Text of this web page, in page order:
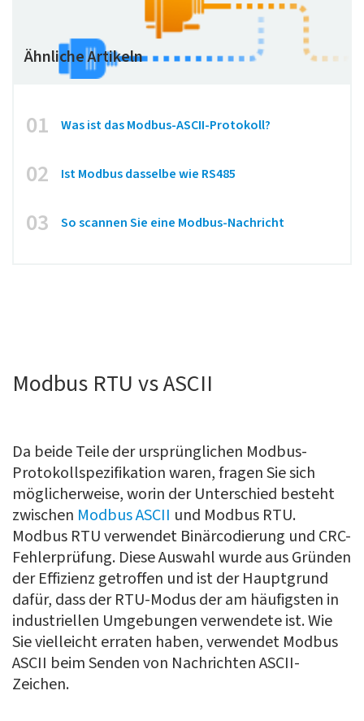
Ähnliche Artikeln
01 Was ist das Modbus-ASCII-Protokoll?
02 Ist Modbus dasselbe wie RS485
03 So scannen Sie eine Modbus-Nachricht
Modbus RTU vs ASCII
Da beide Teile der ursprünglichen Modbus-
Protokollspezifikation waren, fragen Sie sich
möglicherweise, worin der Unterschied besteht
zwischen Modbus ASCII und Modbus RTU.
Modbus RTU verwendet Binärcodierung und CRC-
Fehlerprüfung. Diese Auswahl wurde aus Gründen
der Effizienz getroffen und ist der Hauptgrund
dafür, dass der RTU-Modus der am häufigsten in
industriellen Umgebungen verwendete ist. Wie
Sie vielleicht erraten haben, verwendet Modbus
ASCII beim Senden von Nachrichten ASCII-
Zeichen.